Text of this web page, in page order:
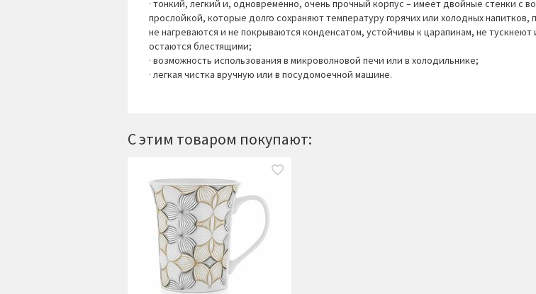
· тонкий, легкий и, одновременно, очень прочный корпус – имеет двойные стенки с
прослойкой, которые долго сохраняют температуру горячих или холодных напитков,
не нагреваются и не покрываются конденсатом, устойчивы к царапинам, не тускнеют
остаются блестящими;
· возможность использования в микроволновой печи или в холодильнике;
· легкая чистка вручную или в посудомоечной машине.
С этим товаром покупают: